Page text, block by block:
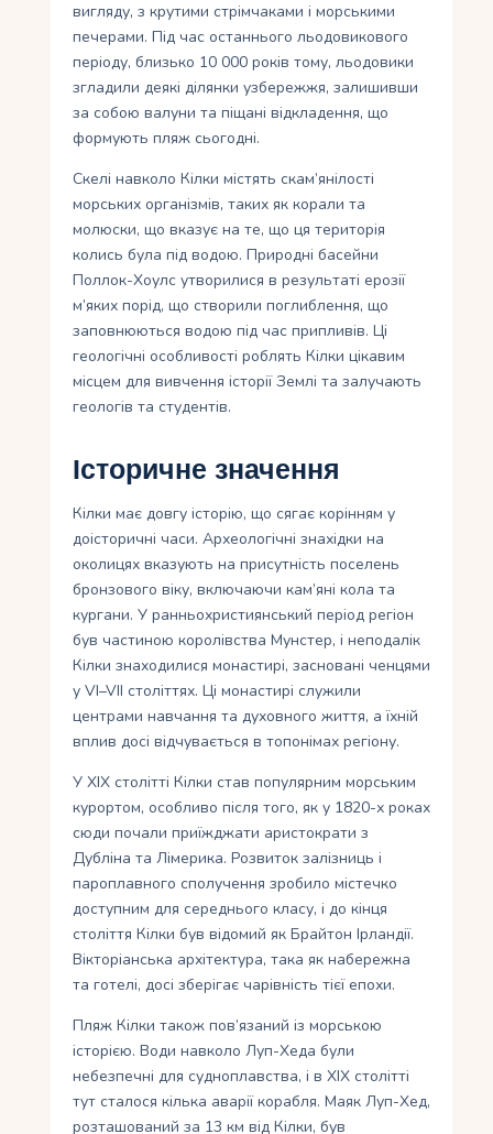
вигляду, з крутими стрімчаками і морськими
печерами. Під час останнього льодовикового
періоду, близько 10 000 років тому, льодовики
згладили деякі ділянки узбережжя, залишивши
за собою валуни та піщані відкладення, що
формують пляж сьогодні.
Скелі навколо Кілки містять скам’янілості
морських організмів, таких як корали та
молюски, що вказує на те, що ця територія
колись була під водою. Природні басейни
Поллок-Хоулс утворилися в результаті ерозії
м’яких порід, що створили поглиблення, що
заповнюються водою під час припливів. Ці
геологічні особливості роблять Кілки цікавим
місцем для вивчення історії Землі та залучають
геологів та студентів.
Історичне значення
Кілки має довгу історію, що сягає корінням у
доісторичні часи. Археологічні знахідки на
околицях вказують на присутність поселень
бронзового віку, включаючи кам’яні кола та
кургани. У ранньохристиянський період регіон
був частиною королівства Мунстер, і неподалік
Кілки знаходилися монастирі, засновані ченцями
у VI–VII століттях. Ці монастирі служили
центрами навчання та духовного життя, а їхній
вплив досі відчувається в топонімах регіону.
У ХІХ столітті Кілки став популярним морським
курортом, особливо після того, як у 1820-х роках
сюди почали приїжджати аристократи з
Дубліна та Лімерика. Розвиток залізниць і
пароплавного сполучення зробило містечко
доступним для середнього класу, і до кінця
століття Кілки був відомий як Брайтон Ірландії.
Вікторіанська архітектура, така як набережна
та готелі, досі зберігає чарівність тієї епохи.
Пляж Кілки також пов’язаний із морською
історією. Води навколо Луп-Хеда були
небезпечні для судноплавства, і в XIX столітті
тут сталося кілька аварії корабля. Маяк Луп-Хед,
розташований за 13 км від Кілки, був